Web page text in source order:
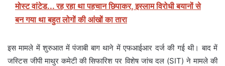
मोस्ट वांटेड... रह रहा था पहचान छिपाकर, इस्लाम विरोधी बयानों से
बन गया था बहुत लोगों की आंखों का तारा
इस मामले में शुरुआत में पंजाबी बाग थाने में एफआईआर दर्ज की गई थी। बाद में
जस्टिस जीपी माथुर कमेटी की सिफारिश पर विशेष जांच दल (SIT) ने मामले की